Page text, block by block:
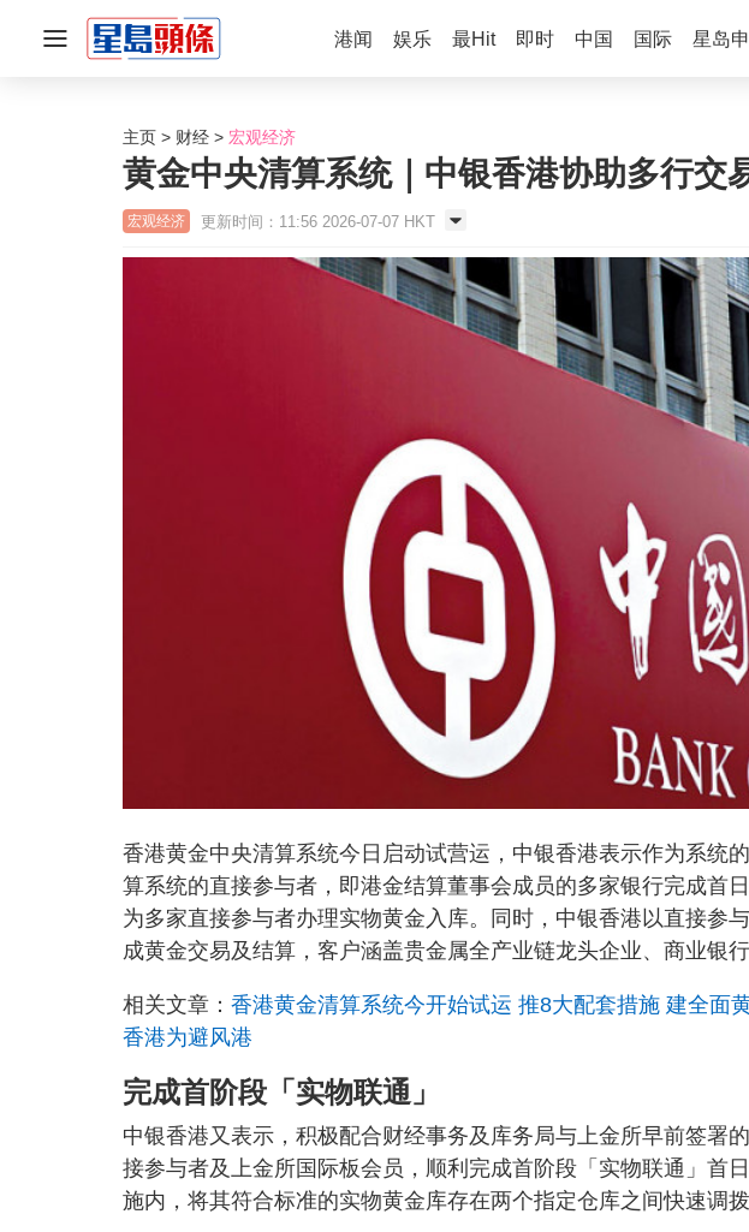
港闻 娱乐 最Hit 即时 中国 国际 星岛
主页 财经 宏观经济
黄金中央清算系统｜中银香港协助多行交
宏观经济 更新时间：11:56 2026-07-07 HKT
香港黄金中央清算系统今日启动试营运，中银香港表示作为系统
算系统的直接参与者，即港金结算董事会成员的多家银行完成首
为多家直接参与者办理实物黄金入库。同时，中银香港以直接参
成黄金交易及结算，客户涵盖贵金属全产业链龙头企业、商业银
相关文章： 香港黄金清算系统今开始试运 推8大配套措施 建全面
香港为避风港
完成首阶段「实物联通」
中银香港又表示，积极配合财经事务及库务局与上金所早前签署
接参与者及上金所国际板会员，顺利完成首阶段「实物联通」首
施内，将其符合标准的实物黄金库存在两个指定仓库之间快速调拨